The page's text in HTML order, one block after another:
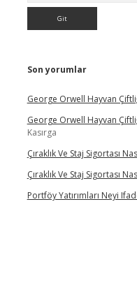
Son yorumlar
George Orwell Hayvan
George Orwell Hayvan
Kasırga
Çıraklık Ve Staj Sigortası
Çıraklık Ve Staj Sigortası
Portföy Yatırımları Neyi